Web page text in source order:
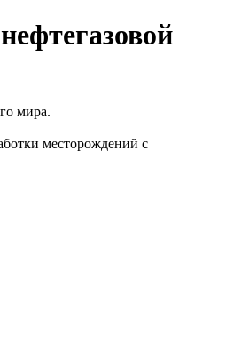
мира.
месторождений с